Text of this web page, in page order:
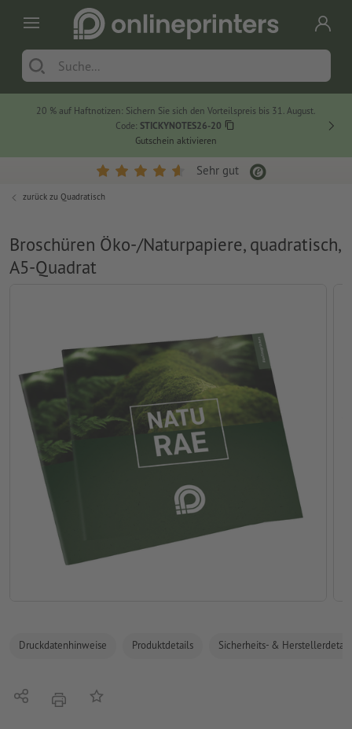
20 % auf Haftnotizen: Sichern Sie sich den Vorteilspreis bis 31. August.
Code: STICKYNOTES26-20
Gutschein aktivieren
Sehr gut
zurück zu Quadratisch
Broschüren Öko-/Naturpapiere, quadratisch,
A5-Quadrat
Druckdatenhinweise Produktdetails Sicherheits- &
Teilen DruckenAuf die Merkliste